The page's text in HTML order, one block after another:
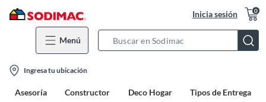
Inicia sesión 0
Menú
Bar
location-
icon
Ingresa tu ubicación
Asesoría Constructor Deco Hogar Tipos de Entrega